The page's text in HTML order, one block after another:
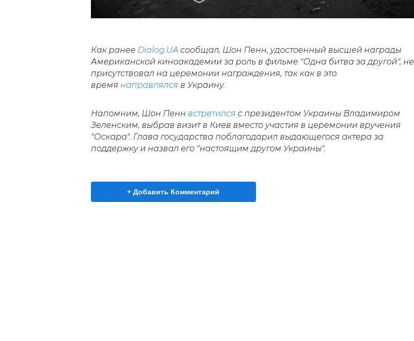
Как ранее Dialog.UA сообщал, Шон Пенн, удостоенный высшей награды
Американской киноакадемии за роль в фильме "Одна битва за другой", не
присутствовал на церемонии награждения, так как в это
время направлялся в Украину.
Напомним, Шон Пенн встретился с президентом Украины Владимиром
Зеленским, выбрав визит в Киев вместо участия в церемонии вручения
"Оскара". Глава государства поблагодарил выдающегося актера за
поддержку и назвал его "настоящим другом Украины".
+ Добавить Комментарий